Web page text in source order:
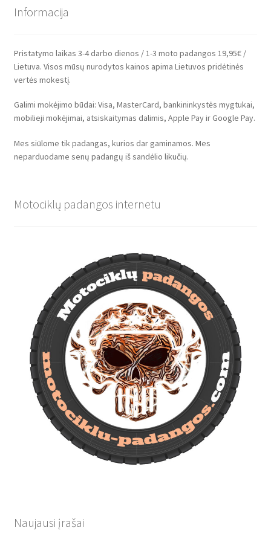
Informacija
Pristatymo laikas 3-4 darbo dienos / 1-3 moto padangos 19,95€ /
Lietuva. Visos mūsų nurodytos kainos apima Lietuvos pridėtinės
vertės mokestį.
Galimi mokėjimo būdai: Visa, MasterCard, bankininkystės mygtukai,
mobilieji mokėjimai, atsiskaitymas dalimis, Apple Pay ir Google Pay.
Mes siūlome tik padangas, kurios dar gaminamos. Mes
neparduodame senų padangų iš sandėlio likučių.
Motociklų padangos internetu
Naujausi įrašai